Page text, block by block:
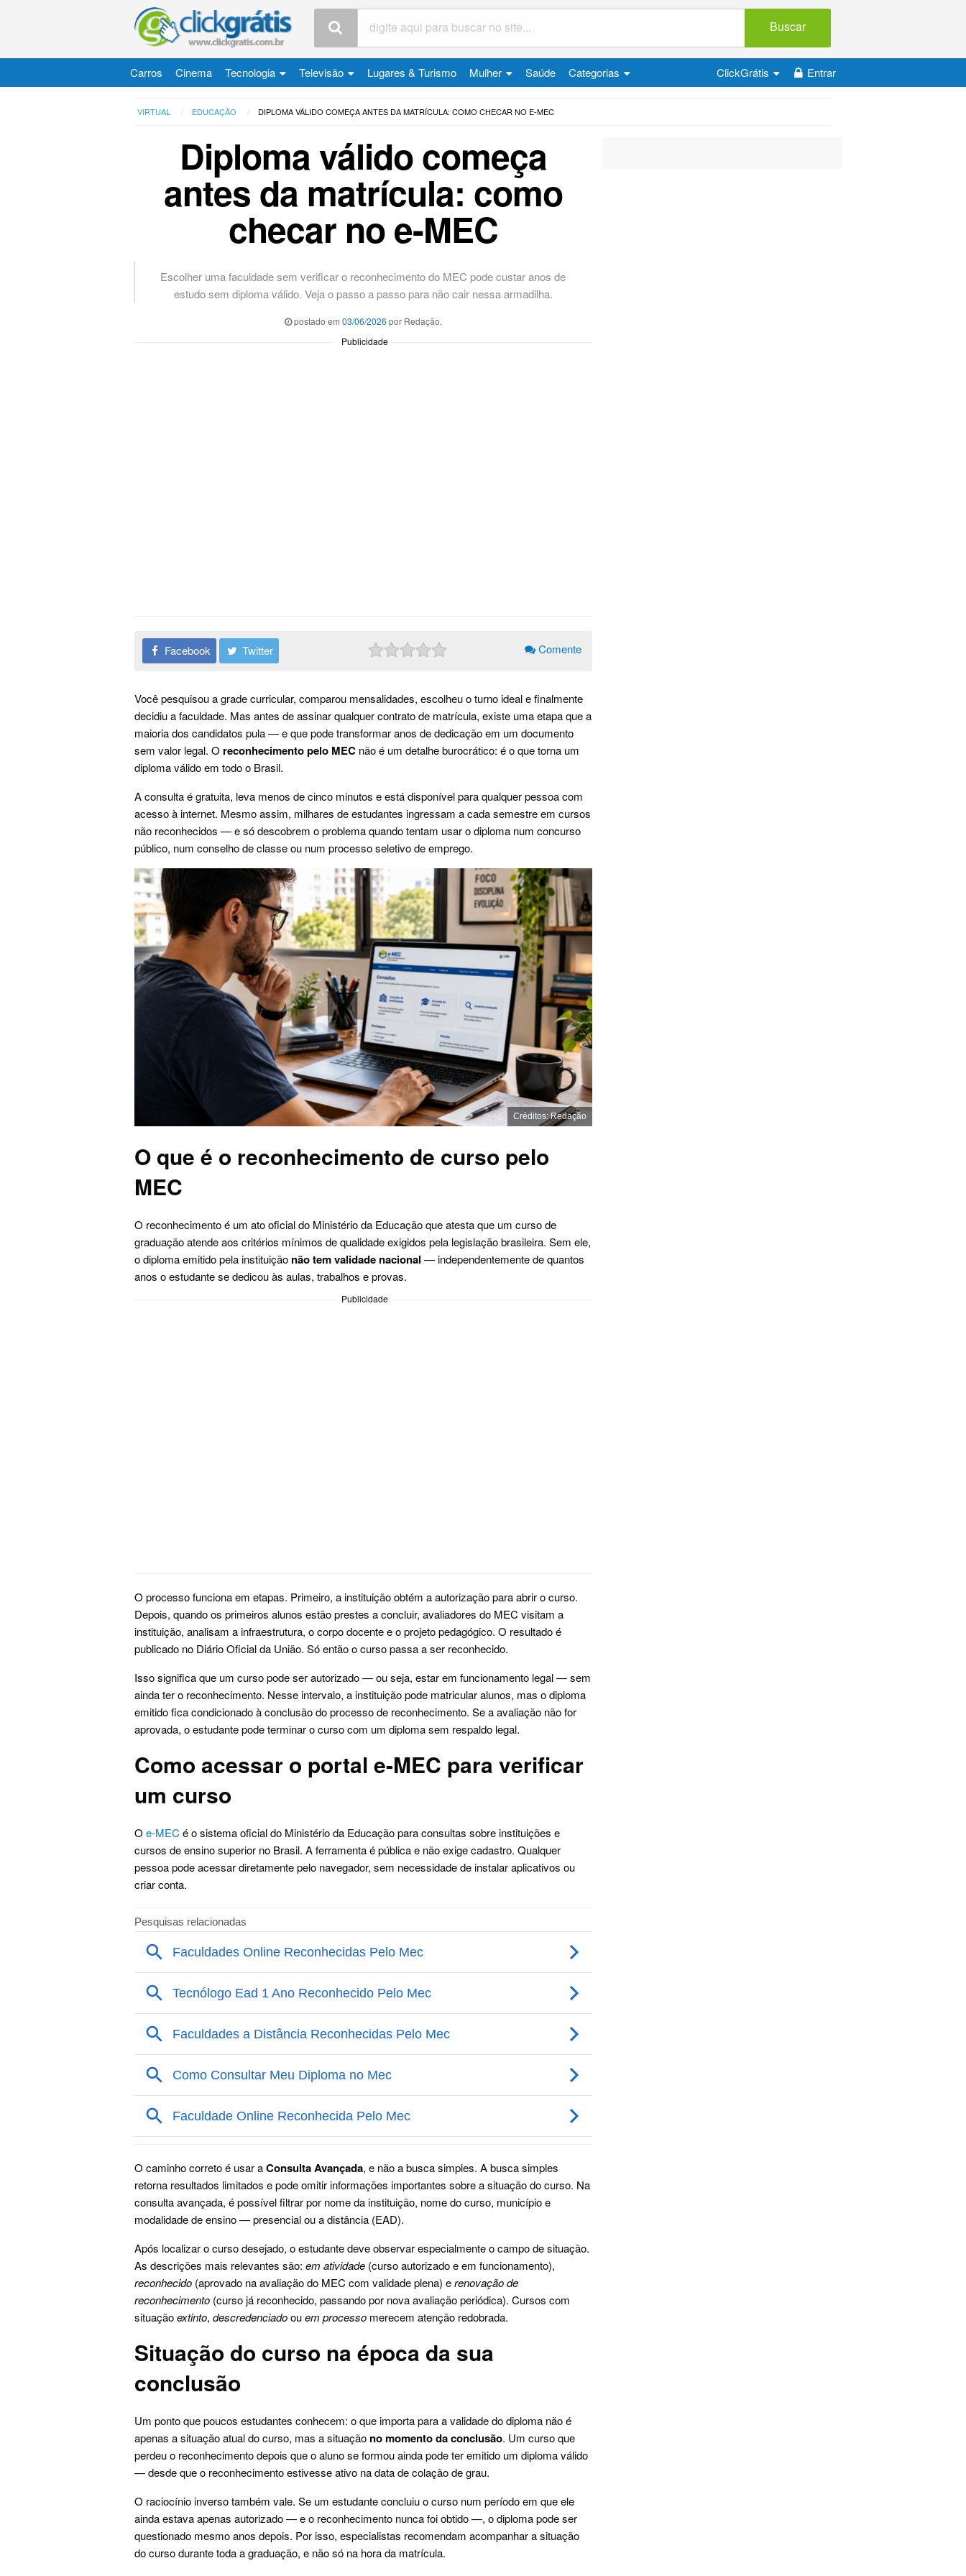
Buscar
Carros Cinema Tecnologia Televisão Lugares & Turismo Mulher Saúde Categorias Entrar
ClickGrátis
VIRTUAL EDUCAÇÃO DIPLOMA VÁLIDO COMEÇA ANTES DA MATRÍCULA: COMO CHECAR NO E-MEC
Diploma válido começa
antes da matrícula: como
checar no e-MEC
Escolher uma faculdade sem verificar o reconhecimento do MEC pode custar anos de
estudo sem diploma válido. Veja o passo a passo para não cair nessa armadilha.
postado em 03/06/2026 por Redação.
Publicidade
Facebook Twitter Comente
Você pesquisou a grade curricular, comparou mensalidades, escolheu o turno ideal e finalmente
decidiu a faculdade. Mas antes de assinar qualquer contrato de matrícula, existe uma etapa que a
maioria dos candidatos pula — e que pode transformar anos de dedicação em um documento
sem valor legal. O reconhecimento pelo MEC não é um detalhe burocrático: é o que torna um
diploma válido em todo o Brasil.
A consulta é gratuita, leva menos de cinco minutos e está disponível para qualquer pessoa com
acesso à internet. Mesmo assim, milhares de estudantes ingressam a cada semestre em cursos
não reconhecidos — e só descobrem o problema quando tentam usar o diploma num concurso
público, num conselho de classe ou num processo seletivo de emprego.
Créditos: Redação
O que é o reconhecimento de curso pelo
MEC
O reconhecimento é um ato oficial do Ministério da Educação que atesta que um curso de
graduação atende aos critérios mínimos de qualidade exigidos pela legislação brasileira. Sem ele,
o diploma emitido pela instituição não tem validade nacional — independentemente de quantos
anos o estudante se dedicou às aulas, trabalhos e provas.
Publicidade
O processo funciona em etapas. Primeiro, a instituição obtém a autorização para abrir o curso.
Depois, quando os primeiros alunos estão prestes a concluir, avaliadores do MEC visitam a
instituição, analisam a infraestrutura, o corpo docente e o projeto pedagógico. O resultado é
publicado no Diário Oficial da União. Só então o curso passa a ser reconhecido.
Isso significa que um curso pode ser autorizado — ou seja, estar em funcionamento legal — sem
ainda ter o reconhecimento. Nesse intervalo, a instituição pode matricular alunos, mas o diploma
emitido fica condicionado à conclusão do processo de reconhecimento. Se a avaliação não for
aprovada, o estudante pode terminar o curso com um diploma sem respaldo legal.
Como acessar o portal e-MEC para verificar
um curso
O e-MEC é o sistema oficial do Ministério da Educação para consultas sobre instituições e
cursos de ensino superior no Brasil. A ferramenta é pública e não exige cadastro. Qualquer
pessoa pode acessar diretamente pelo navegador, sem necessidade de instalar aplicativos ou
criar conta.
O caminho correto é usar aConsulta Avançada, e não a busca simples. A busca simples
retorna resultados limitados e pode omitir informações importantes sobre a situação do curso. Na
consulta avançada, é possível filtrar por nome da instituição, nome do curso, município e
modalidade de ensino — presencial ou a distância (EAD).
Após localizar o curso desejado, o estudante deve observar especialmente o campo de situação.
As descrições mais relevantes são: em atividade (curso autorizado e em funcionamento),
reconhecido (aprovado na avaliação do MEC com validade plena) erenovação de
reconhecimento (curso já reconhecido, passando por nova avaliação periódica). Cursos com
situaçãoextinto, descredenciadoouem processo merecem atenção redobrada.
Situação do curso na época da sua
conclusão
Um ponto que poucos estudantes conhecem: o que importa para a validade do diploma não é
apenas a situação atual do curso, mas a situação no momento da conclusão. Um curso que
perdeu o reconhecimento depois que o aluno se formou ainda pode ter emitido um diploma válido
— desde que o reconhecimento estivesse ativo na data de colação de grau.
O raciocínio inverso também vale. Se um estudante concluiu o curso num período em que ele
ainda estava apenas autorizado — e o reconhecimento nunca foi obtido —, o diploma pode ser
questionado mesmo anos depois. Por isso, especialistas recomendam acompanhar a situação
do curso durante toda a graduação, e não só na hora da matrícula.